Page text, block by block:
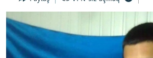
QANUNI DOĞRU
ARAŞDIRMA
MULTIMEDIA